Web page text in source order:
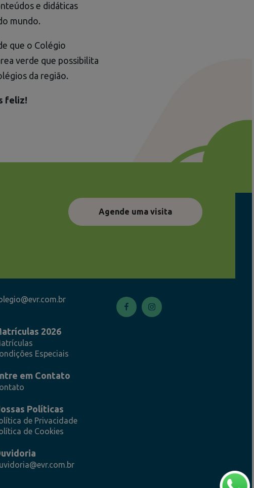
e didáticas
mundo.
que o Colégio
verde que possibilita
da região.
feliz!
Agende uma visita
2026
Especiais
em Contato
Políticas
de Privacidade
de Cookies
FacebookInstagram